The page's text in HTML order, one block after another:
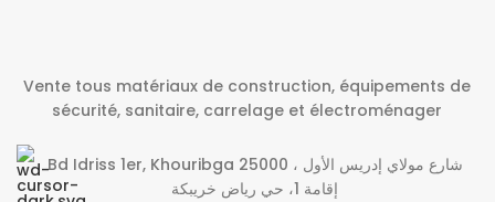
Vente tous matériaux de construction, équipements de
sécurité, sanitaire, carrelage et électroménager
Bd Idriss 1er, Khouribga 25000 شارع مولاي إدريس الأول ،
إقامة 1، حي رياض خريبكة